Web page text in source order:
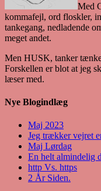
Med
kommafejl, ord floskler,
tankegang, nedladende
meget andet.
Men HUSK, tanker
Forskellen er blot at jeg
læser med.
Nye Blogindlæg
Maj 2023
Jeg trækker vejret
Maj Lørdag
En helt almindelig
http Vs. https
2 År Siden.